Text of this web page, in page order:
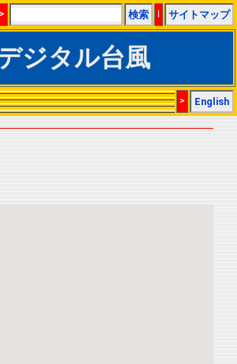
> 検索 | サイトマップ
ジタル台風
> English